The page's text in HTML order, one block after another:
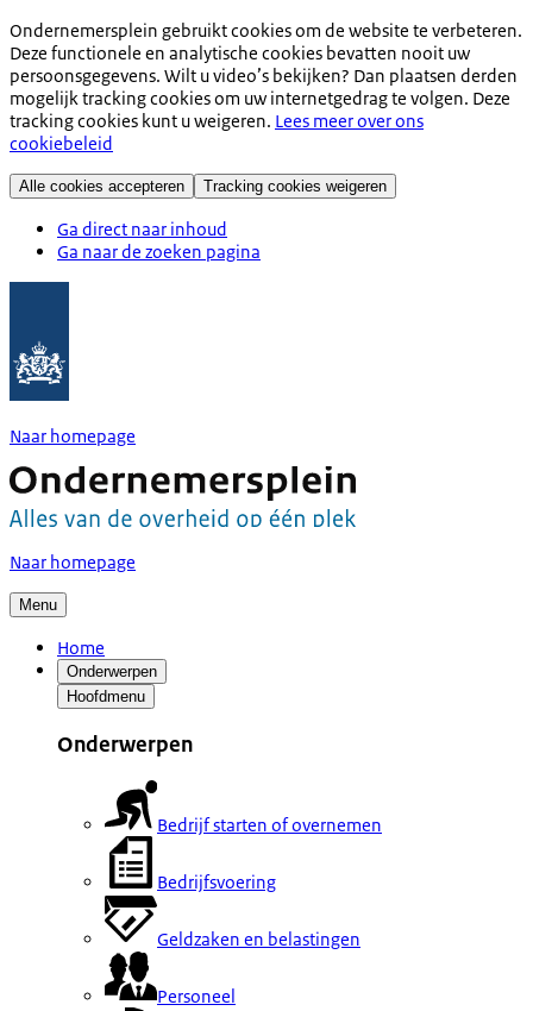
Ondernemersplein gebruikt cookies om de website te verbeteren.
Deze functionele en analytische cookies bevatten nooit uw
persoonsgegevens. Wilt u video’s bekijken? Dan plaatsen derden
mogelijk tracking cookies om uw internetgedrag te volgen. Deze
tracking cookies kunt u weigeren. Lees meer over ons
cookiebeleid
Alle cookies accepteren Tracking cookies weigeren
Ga direct naar inhoud
Ga naar de zoeken pagina
Naar homepage
Naar homepage
Menu
Home
Onderwerpen
Hoofdmenu
Onderwerpen
Bedrijf starten of overnemen
Bedrijfsvoering
Geldzaken en belastingen
Personeel